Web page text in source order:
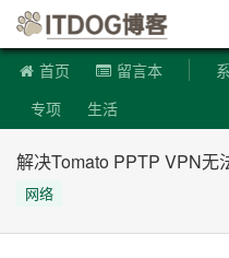
首页 留言本
专项
生活
解决Tomato PPTP VPN无
网络